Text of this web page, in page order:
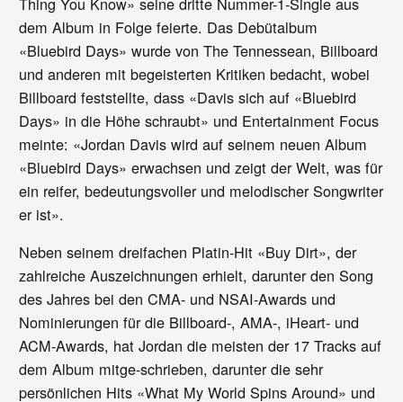
dem Album in Folge feierte. Das Debütalbum
«Bluebird Days» wurde von The Tennessean, Billboard
und anderen mit begeisterten Kritiken bedacht, wobei
Billboard feststellte, dass «Davis sich auf «Bluebird
Days» in die Höhe schraubt» und Entertainment Focus
meinte: «Jordan Davis wird auf seinem neuen Album
«Bluebird Days» erwachsen und zeigt der Welt, was für
ein reifer, bedeutungsvoller und melodischer Songwriter
er ist».
Neben seinem dreifachen Platin-Hit «Buy Dirt», der
zahlreiche Auszeichnungen erhielt, darunter den Song
des Jahres bei den CMA- und NSAI-Awards und
Nominierungen für die Billboard-, AMA-, iHeart- und
ACM-Awards, hat Jordan die meisten der 17 Tracks auf
dem Album mitge-schrieben, darunter die sehr
persönlichen Hits «What My World Spins Around» und